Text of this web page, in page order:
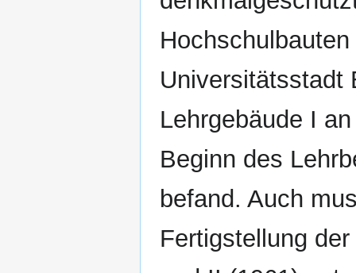
Universitätsstadt
Lehrgebäude I
Beginn des
befand. Auch
Fertigstellung